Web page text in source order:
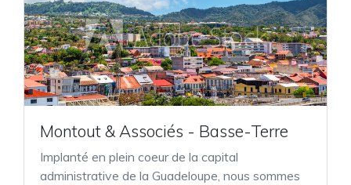
Montout & Associés - Basse-Terre
Implanté en plein coeur de la capital
administrative de la Guadeloupe, nous sommes